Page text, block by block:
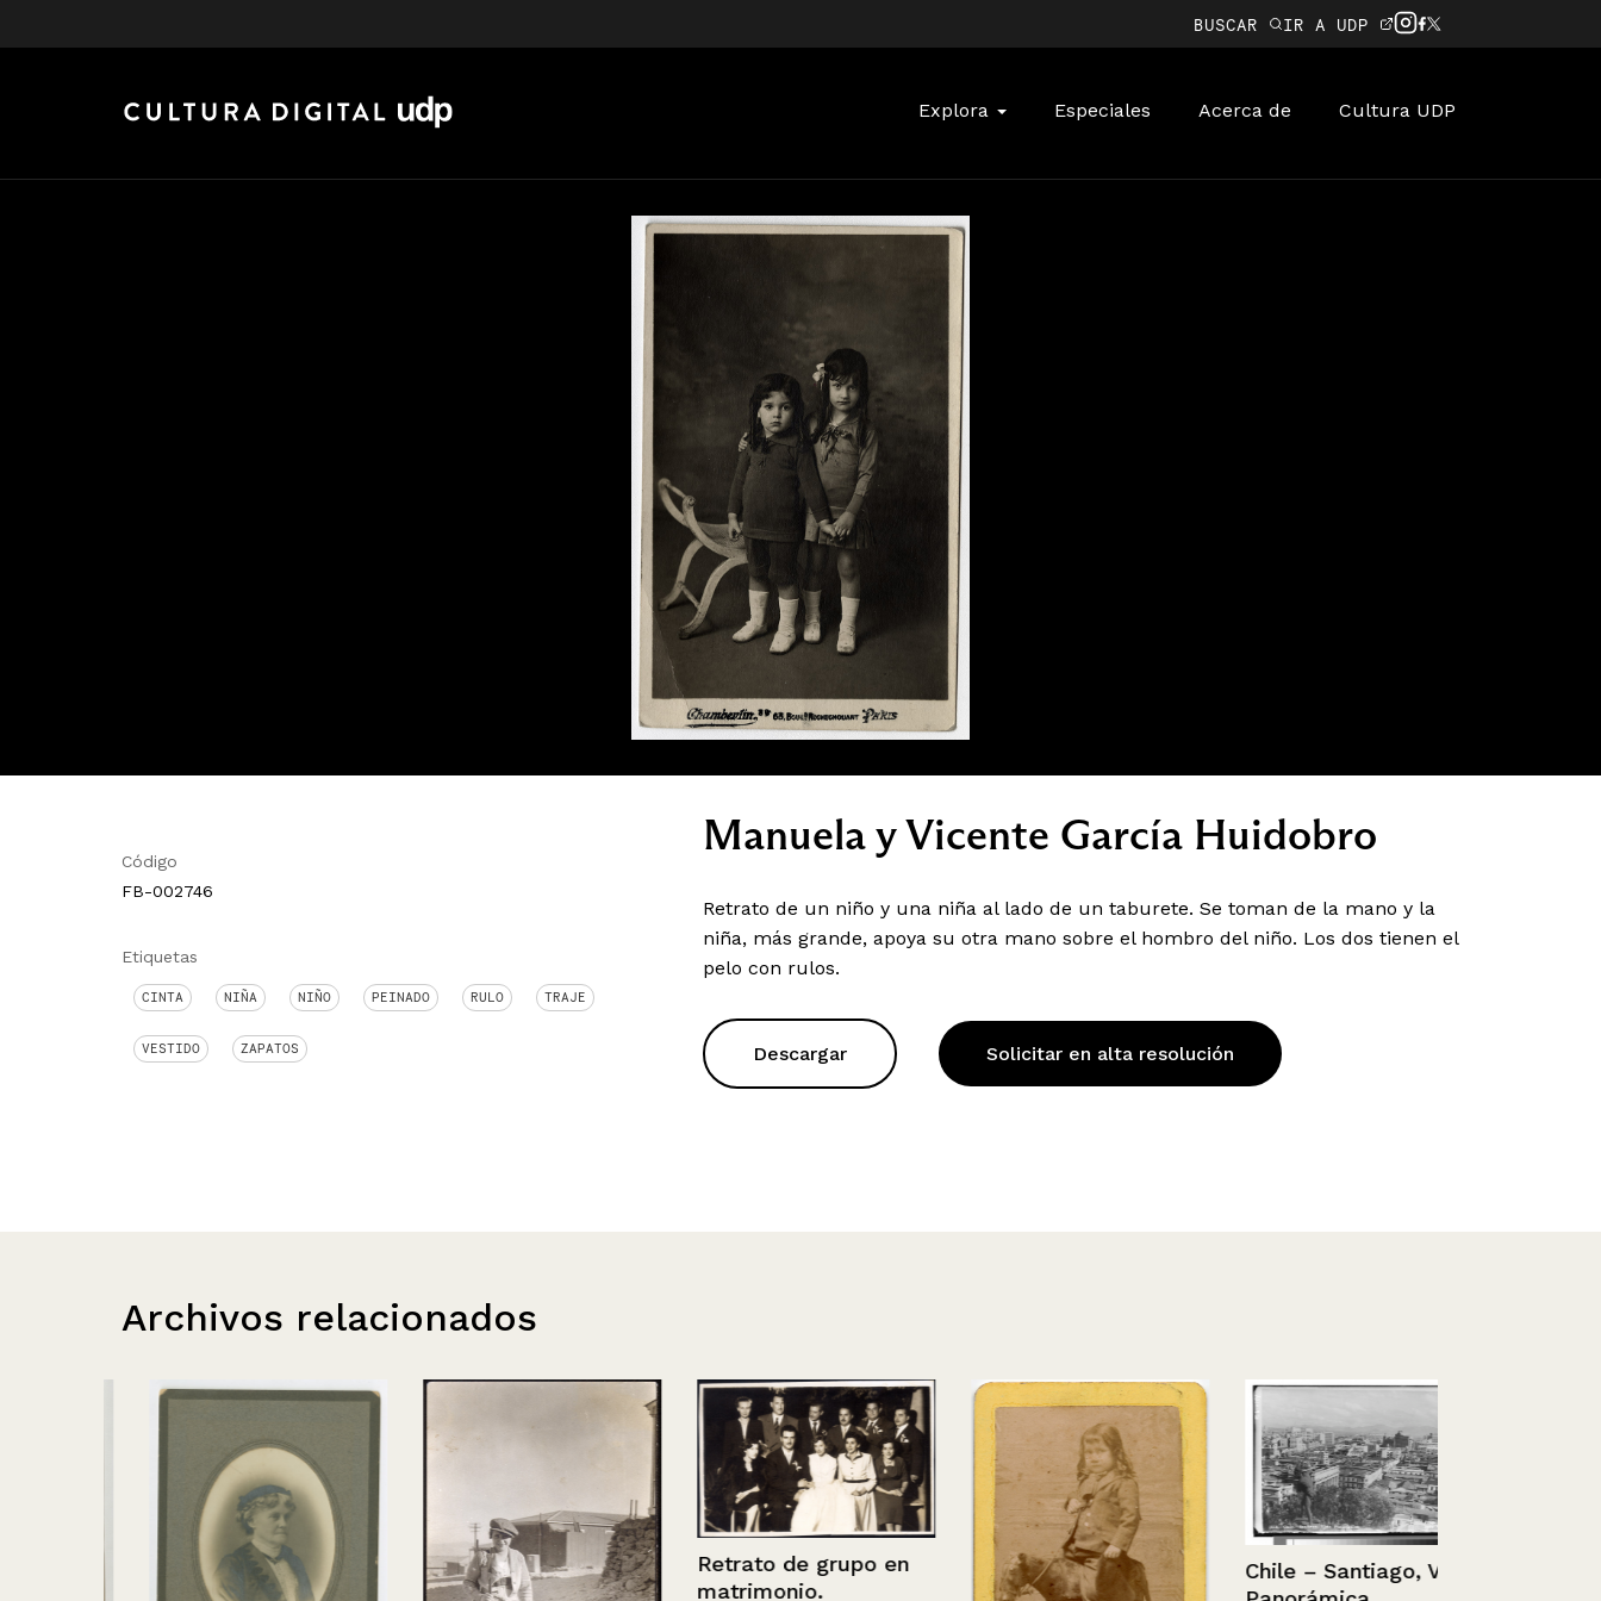
BUSCAR IR A UDP
Explora Especiales Acerca de Cultura UDP
Código
FB-002746
Etiquetas
CINTA NIÑA NIÑO PEINADO RULO TRAJE
VESTIDO ZAPATOS
Manuela y Vicente García Huidobro
Retrato de un niño y una niña al lado de un taburete. Se toman de la mano y la
niña, más grande, apoya su otra mano sobre el hombro del niño. Los dos tienen el
pelo con rulos.
Descargar Solicitar en alta resolución
Archivos relacionados
Retrato de grupo en
matrimonio.
Chile – Santiago, Vista